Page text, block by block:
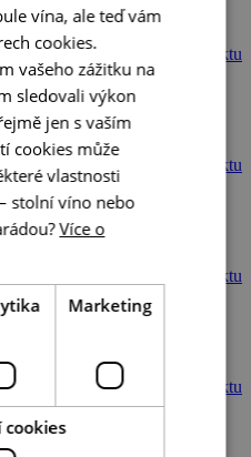
Detail projektu
il projektu
Detail projektu
Detail projektu
ENGLISH
vína, ale teď vám
cookies.
vašeho zážitku na
sledovali výkon
jen s vaším
cookies může
vlastnosti
stolní víno nebo
Více o
Marketing
cookies